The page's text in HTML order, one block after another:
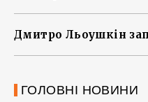
Дмитро Льоушкін
ГОЛОВНІ НОВИНИ